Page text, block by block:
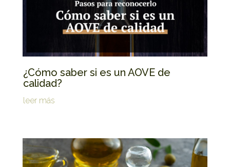
¿Cómo saber si es un AOVE de
calidad?
leer más